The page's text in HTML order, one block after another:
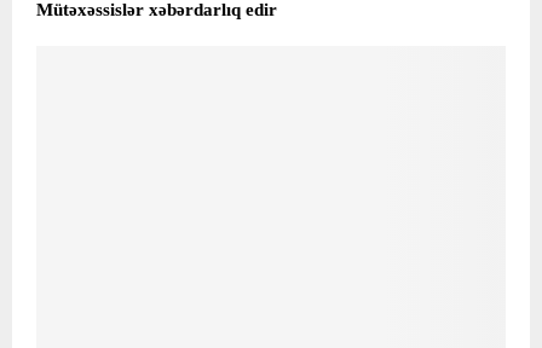
Mütəxəssislər xəbərdarlıq edir